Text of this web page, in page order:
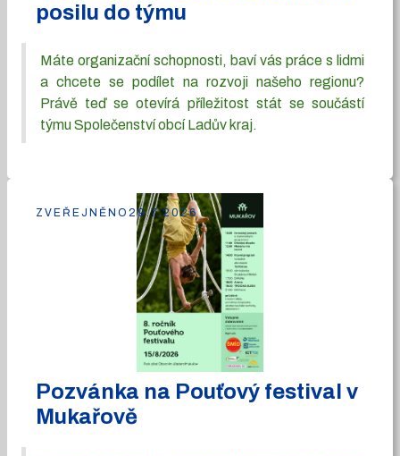
posilu do týmu
Máte organizační schopnosti, baví vás práce s lidmi
a chcete se podílet na rozvoji našeho regionu?
Právě teď se otevírá příležitost stát se součástí
týmu Společenství obcí Ladův kraj.
Pozvánka na Pouťový festival v
Mukařově
ZVEŘEJNĚNO 29.7.2026